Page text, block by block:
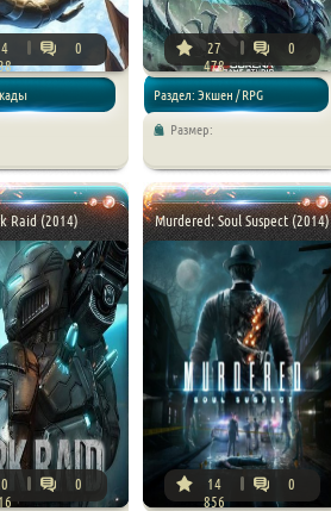
0
27
478
0
Раздел: Экшен / RPG
Размер:
Raid (2014)
0
Murdered: Soul Suspect (2014)
14
856
0